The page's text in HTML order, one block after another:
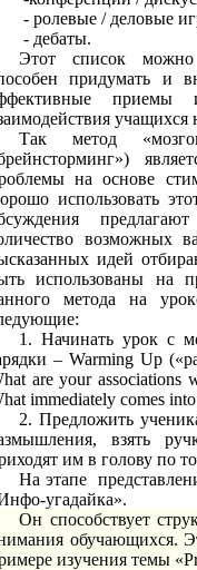
- ролевые / деловые
- дебаты.
Этот список
придумать и
приемы
учащихся
Так метод
на основе
использовать
возможных
идей
использованы на
метода на
1. Начинать урок с
– Warming Up
are your
immediately comes
2. Предложить
взять
им в голову по
На этапе
угадайка».
Он способствует
обучающихся.
изучения темы